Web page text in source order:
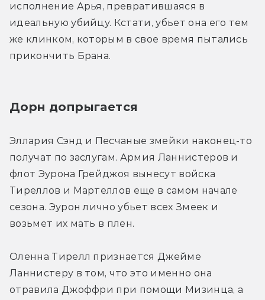
исполнение Арья, превратившаяся в
идеальную убийцу. Кстати, убьет она его тем
же клинком, которым в свое время пытались
прикончить Брана.
Дорн допрыгается
Эллария Сэнд и Песчаные змейки наконец-то
получат по заслугам. Армия Ланнистеров и
флот Эурона Грейджоя вынесут войска
Тиреллов и Мартеллов еще в самом начале
сезона. Эурон лично убьет всех Змеек и
возьмет их мать в плен.
Оленна Тирелл признается Джейме
Ланнистеру в том, что это именно она
отравила Джоффри при помощи Мизинца, а